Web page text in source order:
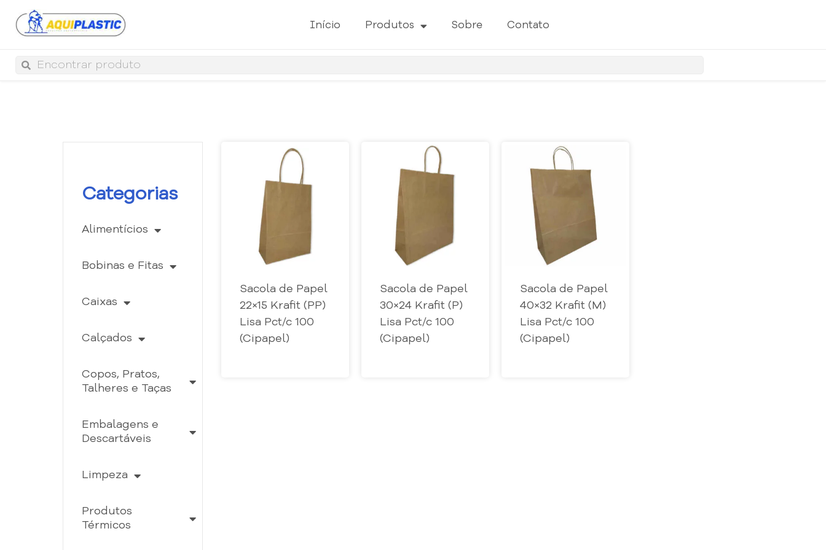
Início Produtos Sobre Contato
Categorias
Alimentícios
Bobinas e Fitas
Caixas
Calçados
Copos, Pratos,
Talheres e Taças
Embalagens e
Descartáveis
Limpeza
Produtos
Térmicos
Sacola de Papel
22×15 Krafit (PP)
Lisa Pct/c 100
(Cipapel)
Sacola de Papel
30×24 Krafit (P)
Lisa Pct/c 100
(Cipapel)
Sacola de Papel
40×32 Krafit (M)
Lisa Pct/c 100
(Cipapel)